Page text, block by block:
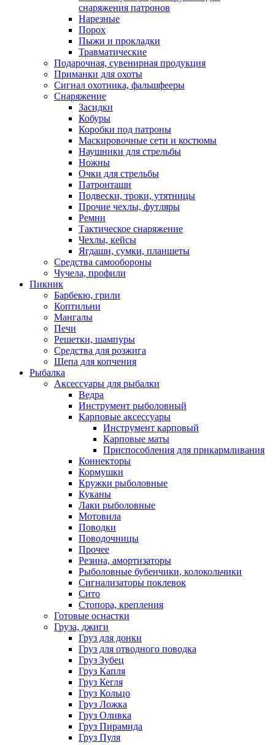
снаряжения патронов
Нарезные
Порох
Пыжи и прокладки
Травматические
Подарочная, сувенирная продукция
Приманки для охоты
Сигнал охотника, фальшфееры
Снаряжение
Засидки
Кобуры
Коробки под патроны
Маскировочные сети и костюмы
Наушники для стрельбы
Ножны
Очки для стрельбы
Патронташи
Подвески, троки, утятницы
Прочие чехлы, футляры
Ремни
Тактическое снаряжение
Чехлы, кейсы
Ягдаши, сумки, планшеты
Средства самообороны
Чучела, профили
Пикник
Барбекю, грили
Коптильни
Мангалы
Печи
Решетки, шампуры
Средства для розжига
Щепа для копчения
Рыбалка
Аксессуары для рыбалки
Ведра
Инструмент рыболовный
Карповые аксессуары
Инструмент карповый
Карповые маты
Приспособления для прикармливания
Коннекторы
Кормушки
Кружки рыболовные
Куканы
Лаки рыболовные
Мотовила
Поводки
Поводочницы
Прочее
Резина, амортизаторы
Рыболовные бубенчики, колокольчики
Сигнализаторы поклевок
Сито
Стопора, крепления
Готовые оснастки
Груза, джиги
Груз для донки
Груз для отводного поводка
Груз Зубец
Груз Капля
Груз Кегля
Груз Кольцо
Груз Ложка
Груз Оливка
Груз Пирамида
Груз Пуля